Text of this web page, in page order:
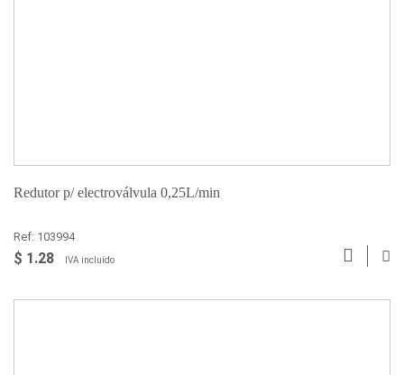
Redutor p/ electroválvula 0,25L/min
Ref: 103994
$ 1.28 IVA incluído